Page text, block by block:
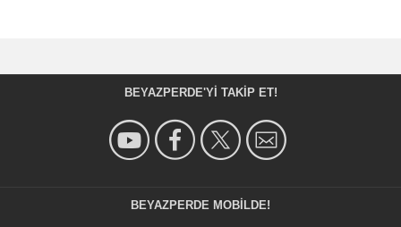
BEYAZPERDE'YI TAKIP ET!
BEYAZPERDE MOBILDE!